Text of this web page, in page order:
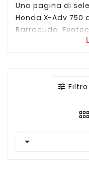
Una pagina di
Honda X-Adv 750
Barracuda,
personalizzare
 Filtro
